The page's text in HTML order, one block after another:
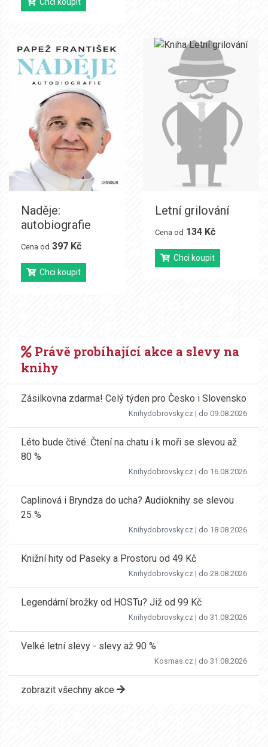
Naděje:
autobiografie
Cena od 397 Kč
Chci koupit
Letní grilování
Cena od 134 Kč
Chci koupit
Právě probíhající akce a slevy na
knihy
Zásilkovna zdarma! Celý týden pro Česko i Slovensko
Knihydobrovsky.cz | do 09.08.2026
Léto bude čtivé. Čtení na chatu i k moři se slevou až
80 %
Knihydobrovsky.cz | do 16.08.2026
Caplinová i Bryndza do ucha? Audioknihy se slevou
25 %
Knihydobrovsky.cz | do 18.08.2026
Knižní hity od Paseky a Prostoru od 49 Kč
Knihydobrovsky.cz | do 28.08.2026
Legendární brožky od HOSTu? Již od 99 Kč
Knihydobrovsky.cz | do 31.08.2026
Velké letní slevy - slevy až 90 %
Kosmas.cz | do 31.08.2026
zobrazit všechny akce